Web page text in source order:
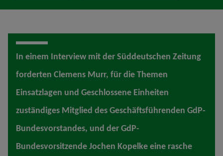
In einem Interview mit der Süddeutschen Zeitung
forderten Clemens Murr, für die Themen
Einsatzlagen und Geschlossene Einheiten
zuständiges Mitglied des Geschäftsführenden GdP-
Bundesvorstandes, und der GdP-
Bundesvorsitzende Jochen Kopelke eine rasche